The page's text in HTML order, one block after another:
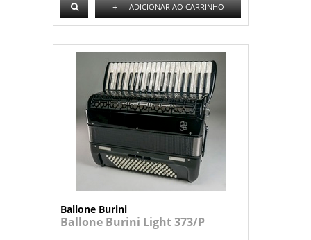
+ ADICIONAR AO CARRINHO
Ballone Burini
Ballone Burini Light 373/P